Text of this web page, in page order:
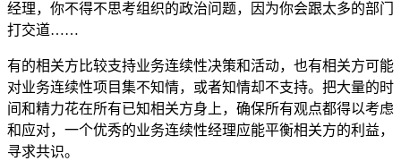
经理，你不得不思考组织的政治问题，因为你会跟太多的部门
打交道……
有的相关方比较支持业务连续性决策和活动，也有相关方可能
对业务连续性项目集不知情，或者知情却不支持。把大量的时
间和精力花在所有已知相关方身上，确保所有观点都得以考虑
和应对，一个优秀的业务连续性经理应能平衡相关方的利益，
寻求共识。